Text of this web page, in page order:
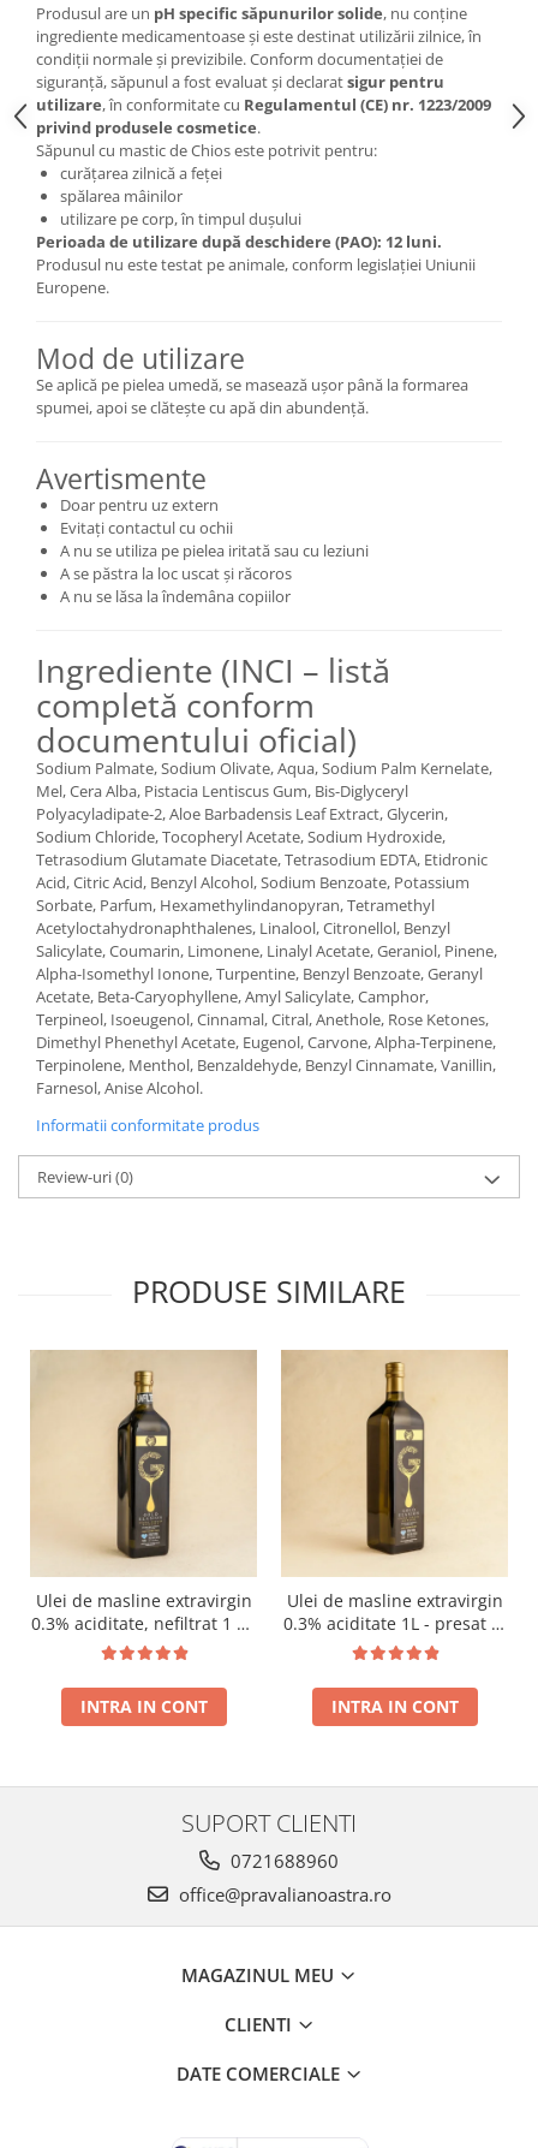
Produsul are un pH specific săpunurilor solide, nu conține
ingrediente medicamentoase și este destinat utilizării zilnice, în
condiții normale și previzibile. Conform documentației de
siguranță, săpunul a fost evaluat și declaratsigur pentru
utilizare, în conformitate cu Regulamentul (CE) nr. 1223/2009
privind produsele cosmetice.
Săpunul cu mastic de Chios este potrivit pentru:
curățarea zilnică a feței
spălarea mâinilor
utilizare pe corp, în timpul dușului
Perioada de utilizare după deschidere (PAO): 12 luni.
Produsul nu este testat pe animale, conform legislației Uniunii
Europene.
Mod de utilizare
Se aplică pe pielea umedă, se masează ușor până la formarea
spumei, apoi se clătește cu apă din abundență.
Avertismente
Doar pentru uz extern
Evitați contactul cu ochii
A nu se utiliza pe pielea iritată sau cu leziuni
A se păstra la loc uscat și răcoros
A nu se lăsa la îndemâna copiilor
Ingrediente (INCI – listă
completă conform
documentului oficial)
Sodium Palmate, Sodium Olivate, Aqua, Sodium Palm Kernelate,
Mel, Cera Alba, Pistacia Lentiscus Gum, Bis-Diglyceryl
Polyacyladipate-2, Aloe Barbadensis Leaf Extract, Glycerin,
Sodium Chloride, Tocopheryl Acetate, Sodium Hydroxide,
Tetrasodium Glutamate Diacetate, Tetrasodium EDTA, Etidronic
Acid, Citric Acid, Benzyl Alcohol, Sodium Benzoate, Potassium
Sorbate, Parfum, Hexamethylindanopyran, Tetramethyl
Acetyloctahydronaphthalenes, Linalool, Citronellol, Benzyl
Salicylate, Coumarin, Limonene, Linalyl Acetate, Geraniol, Pinene,
Alpha-Isomethyl Ionone, Turpentine, Benzyl Benzoate, Geranyl
Acetate, Beta-Caryophyllene, Amyl Salicylate, Camphor,
Terpineol, Isoeugenol, Cinnamal, Citral, Anethole, Rose Ketones,
Dimethyl Phenethyl Acetate, Eugenol, Carvone, Alpha-Terpinene,
Terpinolene, Menthol, Benzaldehyde, Benzyl Cinnamate, Vanillin,
Farnesol, Anise Alcohol.
Informatii conformitate produs
Review-uri(0)
PRODUSE SIMILARE
Ulei de masline extravirgin
0.3% aciditate, nefiltrat 1 L -
presat la rece RECOLTA
INTRA IN CONT
Ulei de masline extravirgin
0.3% aciditate 1L - presat la
rece RECOLTA NOUA
INTRA IN CONT
SUPORT CLIENTI
0721688960
office@pravalianoastra.ro
MAGAZINUL MEU
CLIENTI
DATE COMERCIALE